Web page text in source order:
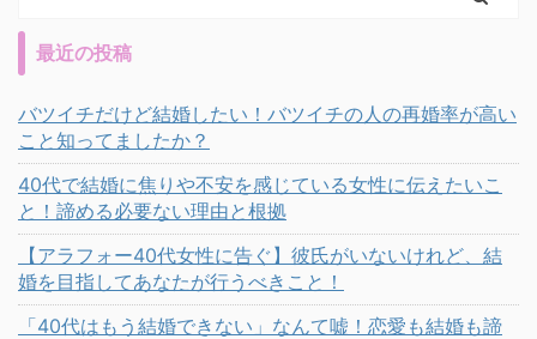
最近の投稿
バツイチだけど結婚したい！バツイチの人の再婚率が高い
こと知ってましたか？
40代で結婚に焦りや不安を感じている女性に伝えたいこ
と！諦める必要ない理由と根拠
【アラフォー40代女性に告ぐ】彼氏がいないけれど、結
婚を目指してあなたが行うべきこと！
「40代はもう結婚できない」なんて嘘！恋愛も結婚も諦